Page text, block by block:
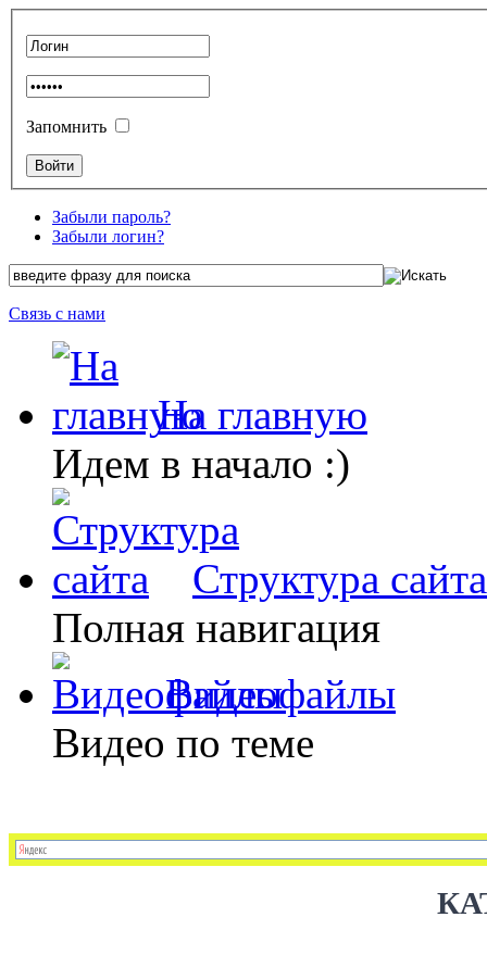
Запомнить
Забыли пароль?
Забыли логин?
Связь с нами
На главную
Идем в начало :)
Структура сайта
Полная навигация
Видеофайлы
Видео по теме